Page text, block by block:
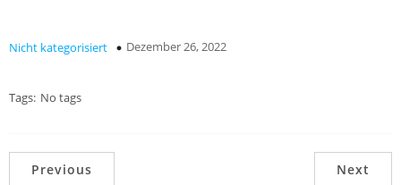
Nicht kategorisiert Dezember 26, 2022
Tags: No tags
Previous Next